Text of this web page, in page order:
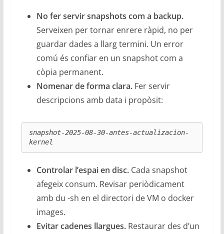
No fer servir snapshots com a backup.
Serveixen per tornar enrere ràpid, no per
guardar dades a llarg termini. Un error
comú és confiar en un snapshot com a
còpia permanent.
Nomenar de forma clara. Fer servir
descripcions amb data i propòsit:
snapshot-2025-08-30-antes-actualizacion-
kernel
Controlar l’espai en disc. Cada snapshot
afegeix consum. Revisar periòdicament
amb du -sh en el directori de VM o docker
images.
Evitar cadenes llargues. Restaurar des d’un